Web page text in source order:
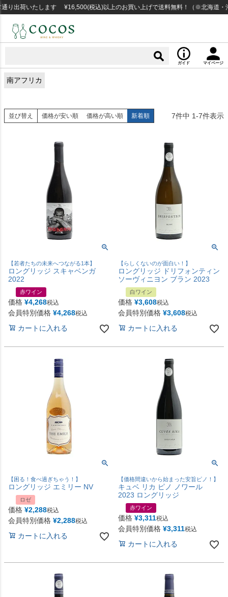
出荷いたします ¥16,500(税込)以上のお買い上げで送料無料！（※北海道・沖
ガイド マイページ
南アフリカ
並び替え 価格が安い順 価格が高い順 新着順 7件中 1-7件表示
【若者たちの未来へつながる1本】
ロングリッジ スキャベンガ
2022
赤ワイン
価格 ¥4,268税込
会員特別価格 ¥4,268税込
カートに入れる
【らしくないのが面白い！】
ロングリッジ ドリフォンティン
ソーヴィニヨン ブラン 2023
白ワイン
価格 ¥3,608税込
会員特別価格 ¥3,608税込
カートに入れる
【困る！食べ過ぎちゃう！】
ロングリッジ エミリー NV
ロゼ
価格 ¥2,288税込
会員特別価格 ¥2,288税込
カートに入れる
【価格間違いから始まった安旨ピノ！】
キュベ リカ ピノ ノワール
2023 ロングリッジ
赤ワイン
価格 ¥3,311税込
会員特別価格 ¥3,311税込
カートに入れる